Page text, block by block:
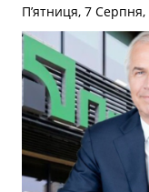
П’ятниця, 7 Серпня,